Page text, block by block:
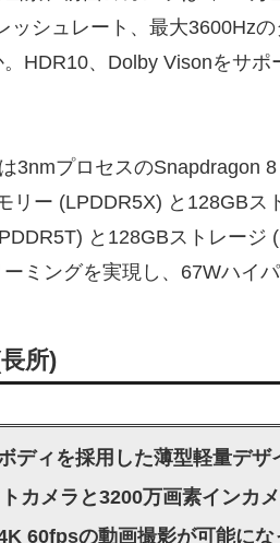
ッシュレート、最大3600Hz
HDR10、Dolby Visonをサ
3nmプロセスのSnapdragon
リー (LPDDR5X) と128GBス
と128GBストレー
ミングを実現し、67Wハイ
所)
ディを採用した薄型軽量デザ
カメラと3200万画素インカメ
60fpsの動画撮影が可能にな